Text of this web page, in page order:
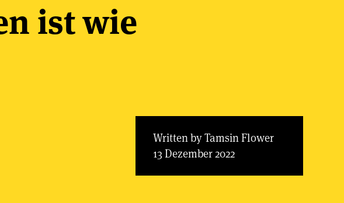
ist wie
Written by Tamsin Flower
13 Dezember 2022